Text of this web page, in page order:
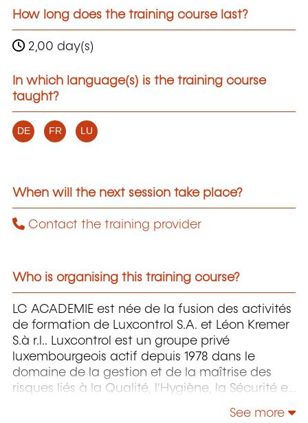
How long does the training course last?
2,00 day(s)
In which language(s) is the training course
taught?
DE FR LU
When will the next session take place?
Contact the training provider
Who is organising this training course?
LC ACADEMIE est née de la fusion des activités
de formation de Luxcontrol S.A. et Léon Kremer
S.à r.l.. Luxcontrol est un groupe privé
luxembourgeois actif depuis 1978 dans le
domaine de la gestion et de la maîtrise des
risques liés à la Qualité, l'Hygiène, la Sécurité et
See more